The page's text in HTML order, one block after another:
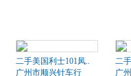
二手美国利士101凤..
广州市顺兴针车行
二
广